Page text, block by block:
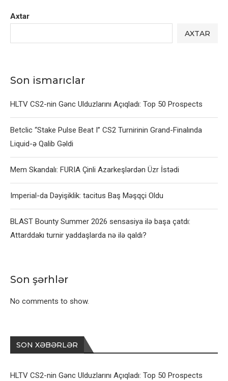
Axtar
AXTAR
Son ismarıclar
HLTV CS2-nin Gənc Ulduzlarını Açıqladı: Top 50 Prospects
Betclic “Stake Pulse Beat I” CS2 Turnirinin Grand-Finalında
Liquid-ə Qalib Gəldi
Mem Skandalı: FURIA Çinli Azarkeşlərdən Üzr İstədi
Imperial-da Dəyişiklik: tacitus Baş Məşqçi Oldu
BLAST Bounty Summer 2026 sensasiya ilə başa çatdı:
Attarddakı turnir yaddaşlarda nə ilə qaldı?
Son şərhlər
No comments to show.
SON XƏBƏRLƏR
HLTV CS2-nin Gənc Ulduzlarını Açıqladı: Top 50 Prospects